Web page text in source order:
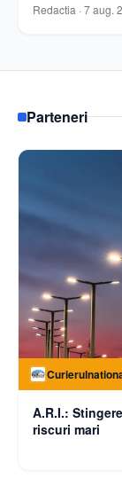
Redactia · 7 aug.
Parteneri
A.R.I.:
riscuri mari